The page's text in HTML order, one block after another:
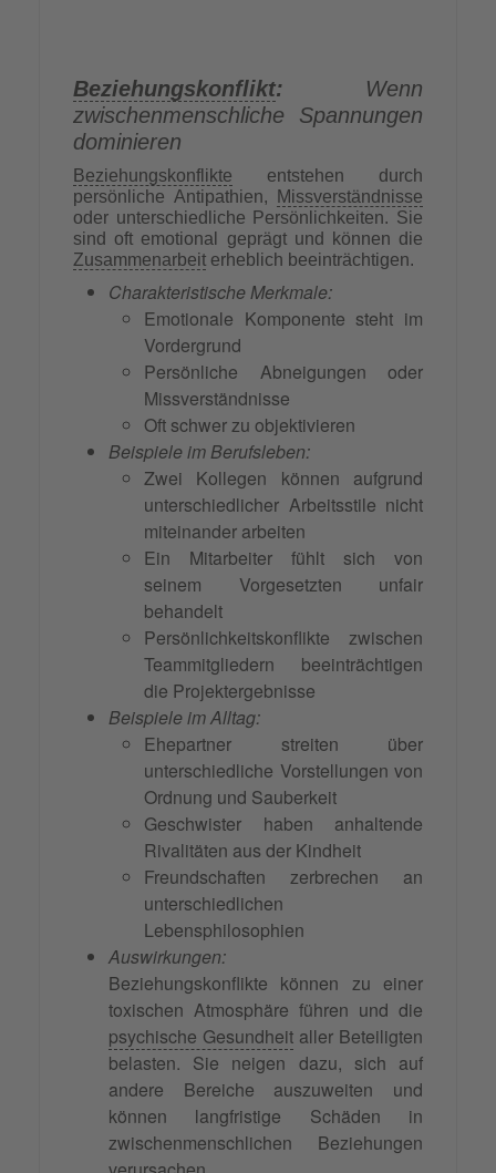
Beziehungskonflikt: Wenn
zwischenmenschliche Spannungen
dominieren
Beziehungskonflikte entstehen durch
persönliche Antipathien,
Missverständnisse
oder unterschiedliche Persönlichkeiten. Sie
sind oft emotional geprägt und können die
Zusammenarbeit erheblich beeinträchtigen.
Charakteristische Merkmale:
Emotionale Komponente steht im
Vordergrund
Persönliche Abneigungen oder
Missverständnisse
Oft schwer zu objektivieren
Beispiele im Berufsleben:
Zwei Kollegen können aufgrund
unterschiedlicher Arbeitsstile nicht
miteinander arbeiten
Ein Mitarbeiter fühlt sich von
seinem Vorgesetzten unfair
behandelt
Persönlichkeitskonflikte zwischen
Teammitgliedern beeinträchtigen
die Projektergebnisse
Beispiele im Alltag:
Ehepartner streiten über
unterschiedliche Vorstellungen von
Ordnung und Sauberkeit
Geschwister haben anhaltende
Rivalitäten aus der Kindheit
Freundschaften zerbrechen an
unterschiedlichen
Lebensphilosophien
Auswirkungen:
Beziehungskonflikte können zu einer
toxischen Atmosphäre führen und die
psychische Gesundheit aller Beteiligten
belasten. Sie neigen dazu, sich auf
andere Bereiche auszuweiten und
können langfristige Schäden in
zwischenmenschlichen Beziehungen